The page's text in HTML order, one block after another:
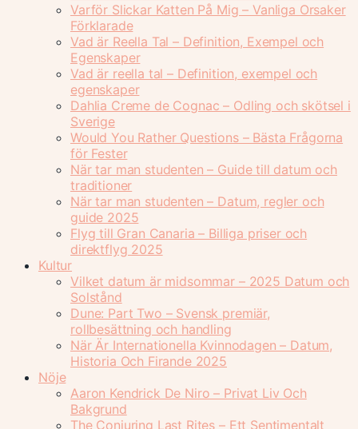
Varför Slickar Katten På Mig – Vanliga Orsaker
Förklarade
Vad är Reella Tal – Definition, Exempel och
Egenskaper
Vad är reella tal – Definition, exempel och
egenskaper
Dahlia Creme de Cognac – Odling och skötsel i
Sverige
Would You Rather Questions – Bästa Frågorna
för Fester
När tar man studenten – Guide till datum och
traditioner
När tar man studenten – Datum, regler och
guide 2025
Flyg till Gran Canaria – Billiga priser och
direktflyg 2025
Kultur
Vilket datum är midsommar – 2025 Datum och
Solstånd
Dune: Part Two – Svensk premiär,
rollbesättning och handling
När Är Internationella Kvinnodagen – Datum,
Historia Och Firande 2025
Nöje
Aaron Kendrick De Niro – Privat Liv Och
Bakgrund
The Conjuring Last Rites – Ett Sentimentalt